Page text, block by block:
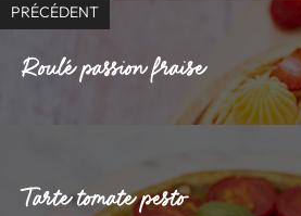
PRÉCÉDENT
Roulé passion fraise
Tarte tomate pesto